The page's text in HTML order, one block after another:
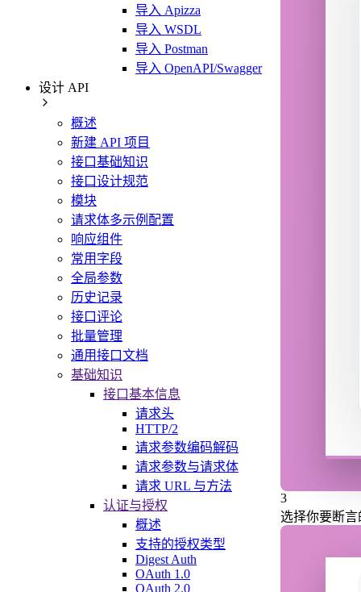
导入 Apizza
导入 WSDL
导入 Postman
导入 OpenAPI/Swagger
设计 API
概述
新建 API 项目
接口基础知识
接口设计规范
模块
请求体多示例配置
响应组件
常用字段
全局参数
历史记录
接口评论
批量管理
通用接口文档
基础知识
接口基本信息
请求头
HTTP/2
请求参数编码解码
请求参数与请求体
请求 URL 与方法
认证与授权
概述
支持的授权类型
Digest Auth
OAuth 1.0
OAuth 2.0
3
选择你要断